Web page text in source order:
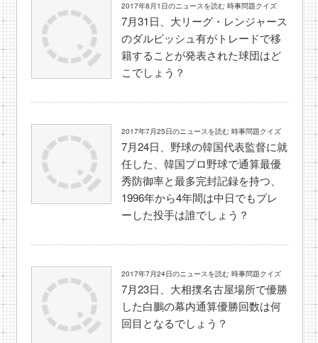
2017年8月1日のニュースを読む 時事問題クイズ
7月31日、大リーグ・レンジャース
のダルビッシュ有がトレードで移
籍することが発表された球団はど
こでしょう？
2017年7月25日のニュースを読む 時事問題クイズ
7月24日、野球の韓国代表監督に就
任した、韓国プロ野球で通算最優
秀防御率と最多完封記録を持つ、
1996年から4年間は中日でもプレ
ーした投手は誰でしょう？
2017年7月24日のニュースを読む 時事問題クイズ
7月23日、大相撲名古屋場所で優勝
した白鵬の幕内通算優勝回数は何
回目となるでしょう？